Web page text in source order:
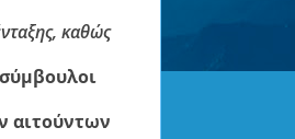
καθώς
αιτούντων